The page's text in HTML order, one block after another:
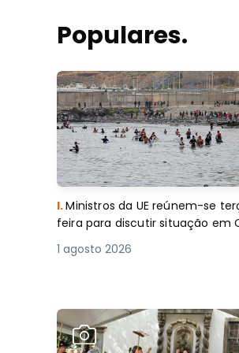
Populares.
I.Ministros da UE reúnem-se
feira para discutir situação em
1 agosto 2026